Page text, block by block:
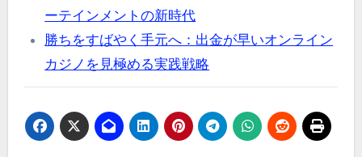
ーテインメントの新時代
勝ちをすばやく手元へ：出金が早いオンライン
カジノを見極める実践戦略